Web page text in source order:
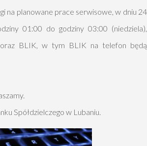
na planowane prace serwisowe, w dniu 24
01:00 do godziny 03:00 (niedziela),
oraz BLIK, w tym BLIK na telefon będą
Spółdzielczego w Lubaniu.